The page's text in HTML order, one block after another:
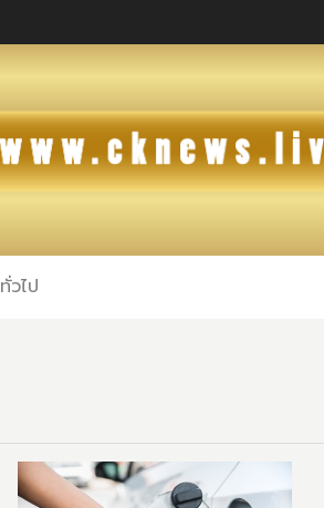
ทั่วไป